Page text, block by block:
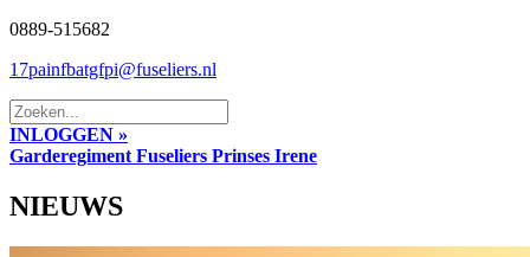
0889-515682
17painfbatgfpi@fuseliers.nl
INLOGGEN »
Garderegiment Fuseliers Prinses Irene
NIEUWS